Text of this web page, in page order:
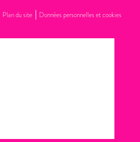
Plan du site Données personnelles et cookies